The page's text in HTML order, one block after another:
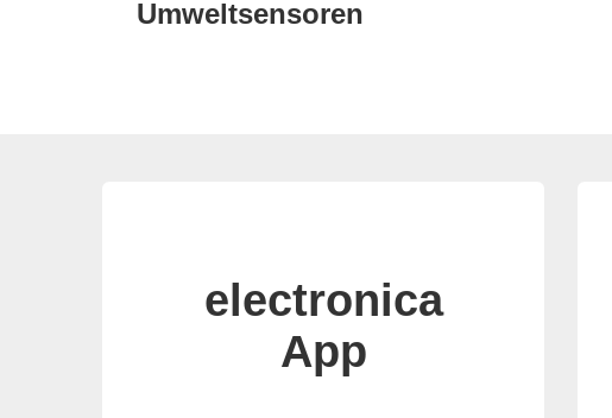
Umweltsensoren
electronica
App